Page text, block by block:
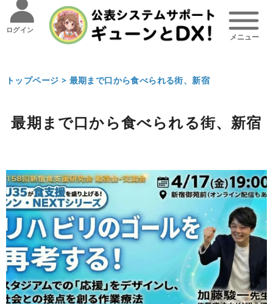
ログイン
トップページ > 最期まで口から食べられる街、新宿
最期まで口から食べられる街、新宿